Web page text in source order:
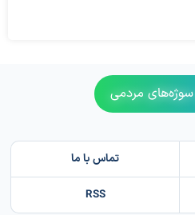
سوژه‌های مردمی
تماس با ما
RSS